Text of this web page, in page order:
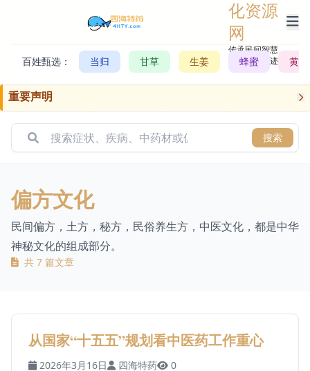
化资源
网
传承民间智慧，
记录历史轨迹
百姓甄选： 当归 甘草 生姜 蜂蜜 黄芪
重要声明
搜索
偏方文化
民间偏方，土方，秘方，民俗养生方，中医文化，都是中华
神秘文化的组成部分。
共 7 篇文章
从国家“十五五”规划看中医药工作重心
2026年3月16日 四海特药 0